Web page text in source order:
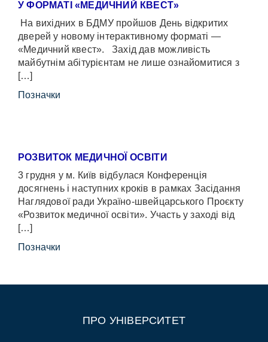
У ФОРМАТІ «МЕДИЧНИЙ КВЕСТ»
На вихідних в БДМУ пройшов День відкритих
дверей у новому інтерактивному форматі —
«Медичний квест». Захід дав можливість
майбутнім абітурієнтам не лише ознайомитися з
[…]
Позначки
РОЗВИТОК МЕДИЧНОЇ ОСВІТИ
3 грудня у м. Київ відбулася Конференція
досягнень і наступних кроків в рамках Засідання
Наглядової ради Україно-швейцарського Проєкту
«Розвиток медичної освіти». Участь у заході від
[…]
Позначки
ПРО УНІВЕРСИТЕТ